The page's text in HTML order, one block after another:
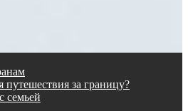
за границу?
семьей